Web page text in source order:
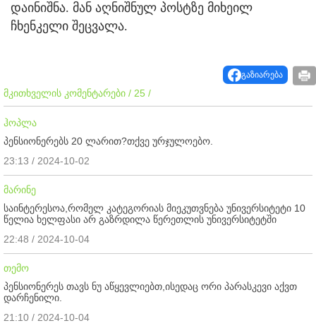
დაინიშნა. მან აღნიშნულ პოსტზე მიხეილ
ჩხენკელი შეცვალა.
გაზიარება
მკითხველის კომენტარები / 25 /
ჰოპლა
პენსიონერებს 20 ლარით?თქვე ურჯულოებო.
23:13 / 2024-10-02
მარინე
საინტერესოა,რომელ კატეგორიას მიეკუთვნება უნივერსიტეტი 10
წელია ხელფასი არ გაზრდილა წერეთლის უნივერსიტეტში
22:48 / 2024-10-04
თემო
პენსიონერეს თავს ნუ აწყევლიებთ,ისედაც ორი პარასკევი აქვთ
დარჩენილი.
21:10 / 2024-10-04